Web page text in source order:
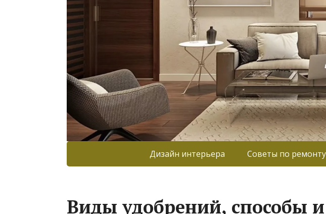
Дизайн интерьера Советы по ремонту
Виды удобрений, способы